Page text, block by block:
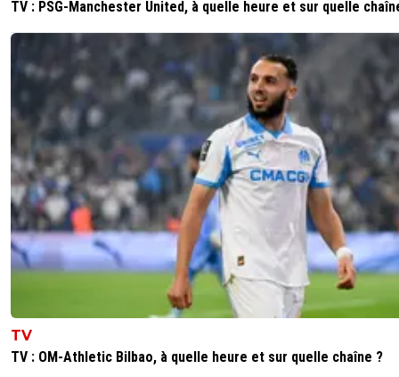
TV : PSG-Manchester United, à quelle heure et sur quelle
TV
TV : OM-Athletic Bilbao, à quelle heure et sur quelle chaîne ?